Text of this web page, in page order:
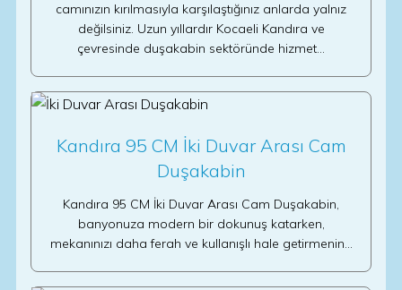
camınızın kırılmasıyla karşılaştığınız anlarda yalnız
değilsiniz. Uzun yıllardır Kocaeli Kandıra ve
çevresinde duşakabin sektöründe hizmet…
Kandıra 95 CM İki Duvar Arası Cam
Duşakabin
Kandıra 95 CM İki Duvar Arası Cam Duşakabin,
banyonuza modern bir dokunuş katarken,
mekanınızı daha ferah ve kullanışlı hale getirmenin…